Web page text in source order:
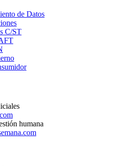
de Datos
in
C/ST
new
window
in
newin
Opens
humana